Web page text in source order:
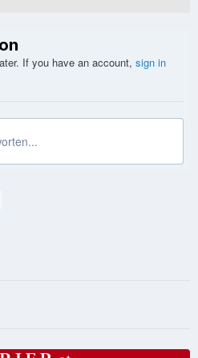
If you have an account, sign in